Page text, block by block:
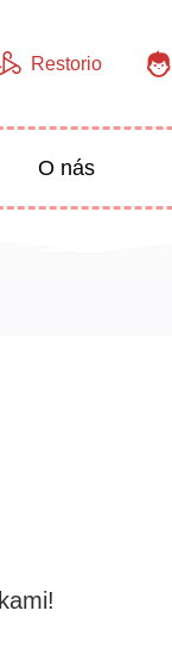
Restorio
O nás